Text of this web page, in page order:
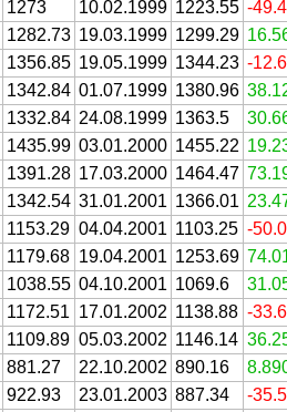
1273 10.02.1999 1223.55 -
1282.73 19.03.1999 1299.29
1356.85 19.05.1999 1344.23 -
1342.84 01.07.1999 1380.96
1332.84 24.08.1999 1363.5
1435.99 03.01.2000 1455.22
1391.28 17.03.2000 1464.47
1342.54 31.01.2001 1366.01
1153.29 04.04.2001 1103.25 -
1179.68 19.04.2001 1253.69
1038.55 04.10.2001 1069.6
1172.51 17.01.2002 1138.88 -
1109.89 05.03.2002 1146.14
881.27 22.10.2002 890.16
922.93 23.01.2003 887.34
-